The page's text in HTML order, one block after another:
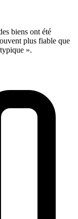
biens ont été
plus fiable que
».